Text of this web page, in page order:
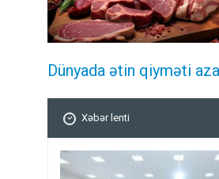
Dünyada ətin qiyməti
Xəbər lenti